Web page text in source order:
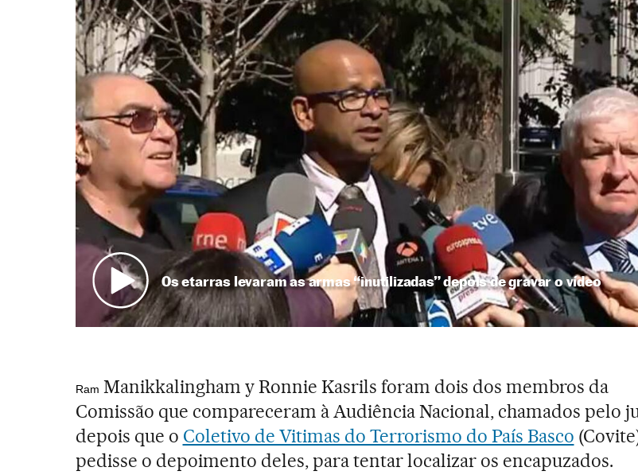
Os etarras levaram as armas “inutilizadas” depois de gravar o vídeo
Ram Manikkalingham y Ronnie Kasrils foram dois dos membros da
Comissão que compareceram à Audiência Nacional, chamados pelo
depois que o Coletivo de Vitimas do Terrorismo do País Basco
pedisse o depoimento deles, para tentar localizar os encapuzados.